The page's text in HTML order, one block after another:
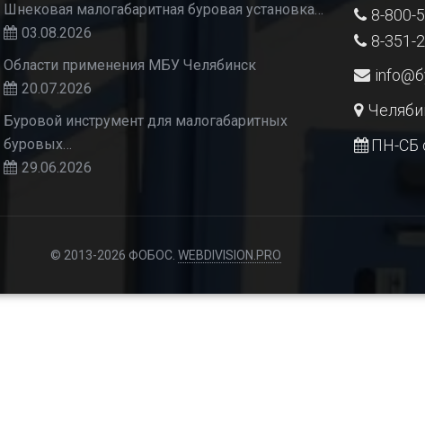
Шнековая малогабаритная буровая установка…
03.08.2026
Области применения МБУ Челябинск
20.07.2026
Буровой инструмент для малогабаритных
буровых…
29.06.2026
8-800-
8-351-
ПН-СБ
© 2013-2026 ФОБОС. WEBDIVISION.PRO